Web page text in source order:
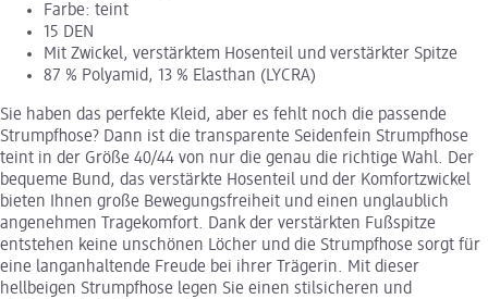
Farbe: teint
15 DEN
Mit Zwickel, verstärktem Hosenteil und verstärkter Spitze
87 % Polyamid, 13 % Elasthan (LYCRA)
Sie haben das perfekte Kleid, aber es fehlt noch die passende
Strumpfhose? Dann ist die transparente Seidenfein Strumpfhose
teint in der Größe 40/44 von nur die genau die richtige Wahl. Der
bequeme Bund, das verstärkte Hosenteil und der Komfortzwickel
bieten Ihnen große Bewegungsfreiheit und einen unglaublich
angenehmen Tragekomfort. Dank der verstärkten Fußspitze
entstehen keine unschönen Löcher und die Strumpfhose sorgt für
eine langanhaltende Freude bei ihrer Trägerin. Mit dieser
hellbeigen Strumpfhose legen Sie einen stilsicheren und